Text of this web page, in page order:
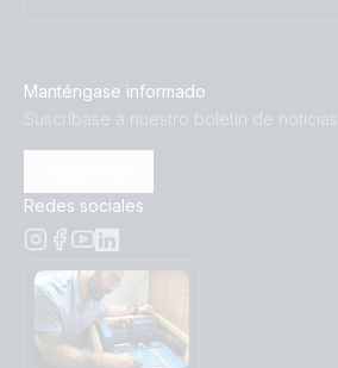
Manténgase informado
Suscríbase a nuestro boletín de noticias
Redes sociales